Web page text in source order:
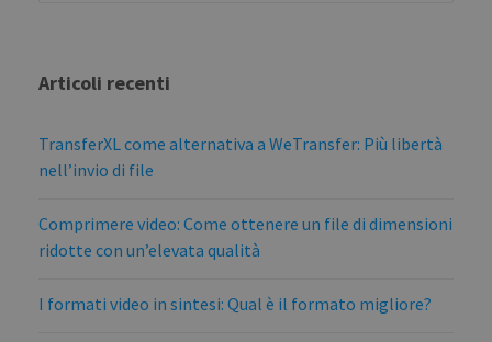
Articoli recenti
TransferXL come alternativa a WeTransfer: Più libertà
nell’invio di file
Comprimere video: Come ottenere un file di dimensioni
ridotte con un’elevata qualità
I formati video in sintesi: Qual è il formato migliore?